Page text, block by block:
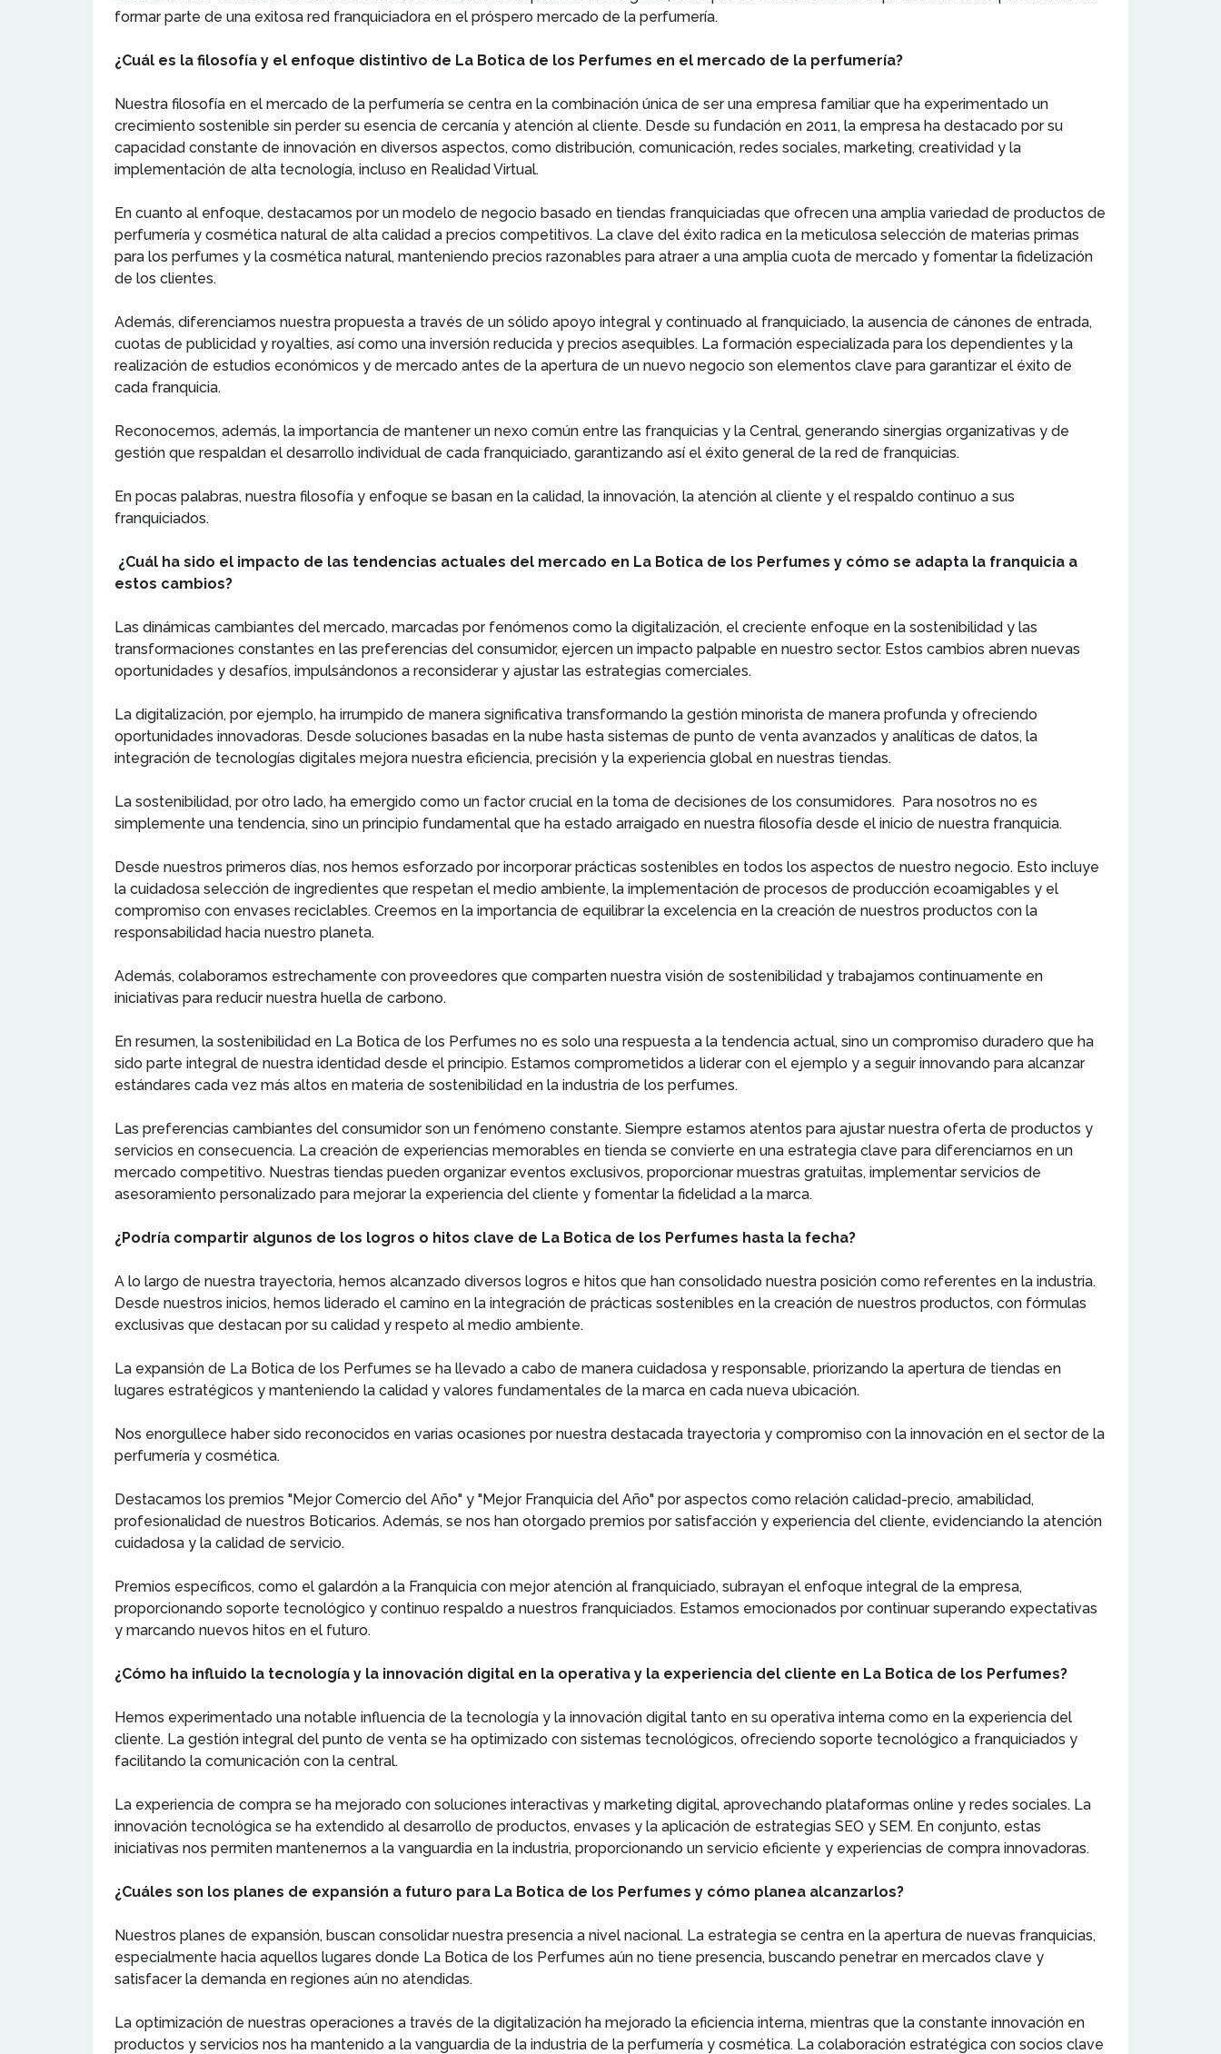
formar parte de una exitosa red franquiciadora en el próspero mercado de la perfumería.
¿Cuál es la filosofía y el enfoque distintivo de La Botica de los Perfumes en el mercado de la perfumería?
Nuestra filosofía en el mercado de la perfumería se centra en la combinación única de ser una empresa familiar que ha experimentado un
crecimiento sostenible sin perder su esencia de cercanía y atención al cliente. Desde su fundación en 2011, la empresa ha destacado por su
capacidad constante de innovación en diversos aspectos, como distribución, comunicación, redes sociales, marketing, creatividad y la
implementación de alta tecnología, incluso en Realidad Virtual.
En cuanto al enfoque, destacamos por un modelo de negocio basado en tiendas franquiciadas que ofrecen una amplia variedad de productos de
perfumería y cosmética natural de alta calidad a precios competitivos. La clave del éxito radica en la meticulosa selección de materias primas
para los perfumes y la cosmética natural, manteniendo precios razonables para atraer a una amplia cuota de mercado y fomentar la fidelización
de los clientes.
Además, diferenciamos nuestra propuesta a través de un sólido apoyo integral y continuado al franquiciado, la ausencia de cánones de entrada,
cuotas de publicidad y royalties, así como una inversión reducida y precios asequibles. La formación especializada para los dependientes y la
realización de estudios económicos y de mercado antes de la apertura de un nuevo negocio son elementos clave para garantizar el éxito de
cada franquicia.
Reconocemos, además, la importancia de mantener un nexo común entre las franquicias y la Central, generando sinergias organizativas y de
gestión que respaldan el desarrollo individual de cada franquiciado, garantizando así el éxito general de la red de franquicias.
En pocas palabras, nuestra filosofía y enfoque se basan en la calidad, la innovación, la atención al cliente y el respaldo continuo a sus
franquiciados.
¿Cuál ha sido el impacto de las tendencias actuales del mercado en La Botica de los Perfumes y cómo se adapta la franquicia a
estos cambios?
Las dinámicas cambiantes del mercado, marcadas por fenómenos como la digitalización, el creciente enfoque en la sostenibilidad y las
transformaciones constantes en las preferencias del consumidor, ejercen un impacto palpable en nuestro sector. Estos cambios abren nuevas
oportunidades y desafíos, impulsándonos a reconsiderar y ajustar las estrategias comerciales.
La digitalización, por ejemplo, ha irrumpido de manera significativa transformando la gestión minorista de manera profunda y ofreciendo
oportunidades innovadoras. Desde soluciones basadas en la nube hasta sistemas de punto de venta avanzados y analíticas de datos, la
integración de tecnologías digitales mejora nuestra eficiencia, precisión y la experiencia global en nuestras tiendas.
La sostenibilidad, por otro lado, ha emergido como un factor crucial en la toma de decisiones de los consumidores. Para nosotros no es
simplemente una tendencia, sino un principio fundamental que ha estado arraigado en nuestra filosofía desde el inicio de nuestra franquicia.
Desde nuestros primeros días, nos hemos esforzado por incorporar prácticas sostenibles en todos los aspectos de nuestro negocio. Esto incluye
la cuidadosa selección de ingredientes que respetan el medio ambiente, la implementación de procesos de producción ecoamigables y el
compromiso con envases reciclables. Creemos en la importancia de equilibrar la excelencia en la creación de nuestros productos con la
responsabilidad hacia nuestro planeta.
Además, colaboramos estrechamente con proveedores que comparten nuestra visión de sostenibilidad y trabajamos continuamente en
iniciativas para reducir nuestra huella de carbono.
En resumen, la sostenibilidad en La Botica de los Perfumes no es solo una respuesta a la tendencia actual, sino un compromiso duradero que ha
sido parte integral de nuestra identidad desde el principio. Estamos comprometidos a liderar con el ejemplo y a seguir innovando para alcanzar
estándares cada vez más altos en materia de sostenibilidad en la industria de los perfumes.
Las preferencias cambiantes del consumidor son un fenómeno constante. Siempre estamos atentos para ajustar nuestra oferta de productos y
servicios en consecuencia. La creación de experiencias memorables en tienda se convierte en una estrategia clave para diferenciarnos en un
mercado competitivo. Nuestras tiendas pueden organizar eventos exclusivos, proporcionar muestras gratuitas, implementar servicios de
asesoramiento personalizado para mejorar la experiencia del cliente y fomentar la fidelidad a la marca.
¿Podría compartir algunos de los logros o hitos clave de La Botica de los Perfumes hasta la fecha?
A lo largo de nuestra trayectoria, hemos alcanzado diversos logros e hitos que han consolidado nuestra posición como referentes en la industria.
Desde nuestros inicios, hemos liderado el camino en la integración de prácticas sostenibles en la creación de nuestros productos, con fórmulas
exclusivas que destacan por su calidad y respeto al medio ambiente.
La expansión de La Botica de los Perfumes se ha llevado a cabo de manera cuidadosa y responsable, priorizando la apertura de tiendas en
lugares estratégicos y manteniendo la calidad y valores fundamentales de la marca en cada nueva ubicación.
Nos enorgullece haber sido reconocidos en varias ocasiones por nuestra destacada trayectoria y compromiso con la innovación en el sector de la
perfumería y cosmética.
Destacamos los premios "Mejor Comercio del Año" y "Mejor Franquicia del Año" por aspectos como relación calidad-precio, amabilidad,
profesionalidad de nuestros Boticarios. Además, se nos han otorgado premios por satisfacción y experiencia del cliente, evidenciando la atención
cuidadosa y la calidad de servicio.
Premios específicos, como el galardón a la Franquicia con mejor atención al franquiciado, subrayan el enfoque integral de la empresa,
proporcionando soporte tecnológico y continuo respaldo a nuestros franquiciados. Estamos emocionados por continuar superando expectativas
y marcando nuevos hitos en el futuro.
¿Cómo ha influido la tecnología y la innovación digital en la operativa y la experiencia del cliente en La Botica de los Perfumes?
Hemos experimentado una notable influencia de la tecnología y la innovación digital tanto en su operativa interna como en la experiencia del
cliente. La gestión integral del punto de venta se ha optimizado con sistemas tecnológicos, ofreciendo soporte tecnológico a franquiciados y
facilitando la comunicación con la central.
La experiencia de compra se ha mejorado con soluciones interactivas y marketing digital, aprovechando plataformas online y redes sociales. La
innovación tecnológica se ha extendido al desarrollo de productos, envases y la aplicación de estrategias SEO y SEM. En conjunto, estas
iniciativas nos permiten mantenernos a la vanguardia en la industria, proporcionando un servicio eficiente y experiencias de compra innovadoras.
¿Cuáles son los planes de expansión a futuro para La Botica de los Perfumes y cómo planea alcanzarlos?
Nuestros planes de expansión, buscan consolidar nuestra presencia a nivel nacional. La estrategia se centra en la apertura de nuevas franquicias,
especialmente hacia aquellos lugares donde La Botica de los Perfumes aún no tiene presencia, buscando penetrar en mercados clave y
satisfacer la demanda en regiones aún no atendidas.
La optimización de nuestras operaciones a través de la digitalización ha mejorado la eficiencia interna, mientras que la constante innovación en
productos y servicios nos ha mantenido a la vanguardia de la industria de la perfumería y cosmética. La colaboración estratégica con socios clave